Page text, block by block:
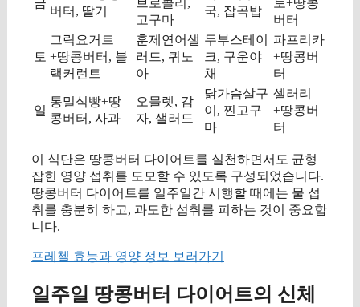
금
버터, 딸기
브로콜리,
고구마
국, 잡곡밥
토+땅콩
버터
토
그릭요거트
+땅콩버터, 블
랙커런트
훈제연어샐
러드, 퀴노
아
두부스테이
크, 구운야
채
파프리카
+땅콩버
터
일
통밀식빵+땅
콩버터, 사과
오믈렛, 감
자, 샐러드
닭가슴살구
이, 찐고구
마
셀러리
+땅콩버
터
이 식단은 땅콩버터 다이어트를 실천하면서도 균형
잡힌 영양 섭취를 도모할 수 있도록 구성되었습니다.
땅콩버터 다이어트를 일주일간 시행할 때에는 물 섭
취를 충분히 하고, 과도한 섭취를 피하는 것이 중요합
니다.
프레첼 효능과 영양 정보 보러가기
일주일 땅콩버터 다이어트의 신체